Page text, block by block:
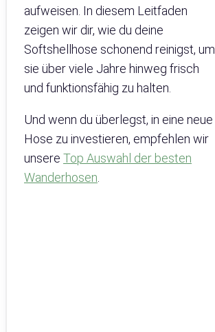
aufweisen. In diesem Leitfaden
zeigen wir dir, wie du deine
Softshellhose schonend reinigst, um
sie über viele Jahre hinweg frisch
und funktionsfähig zu halten.
Und wenn du überlegst, in eine neue
Hose zu investieren, empfehlen wir
unsere Top Auswahl der besten
Wanderhosen.